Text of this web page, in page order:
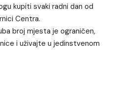
kupiti svaki radni dan od
Centra.
broj mjesta je ograničen,
i uživajte u jedinstvenom